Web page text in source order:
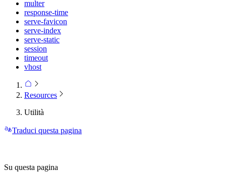
multer
response-time
serve-favicon
serve-index
serve-static
session
timeout
vhost
Resources
Utilità
Traduci questa pagina
Su questa pagina